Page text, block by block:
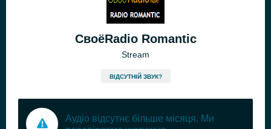
СвоёRadio Romantic
Stream
ВІДСУТНІЙ ЗВУК?
Аудіо відсутнє більше місяця. Ми